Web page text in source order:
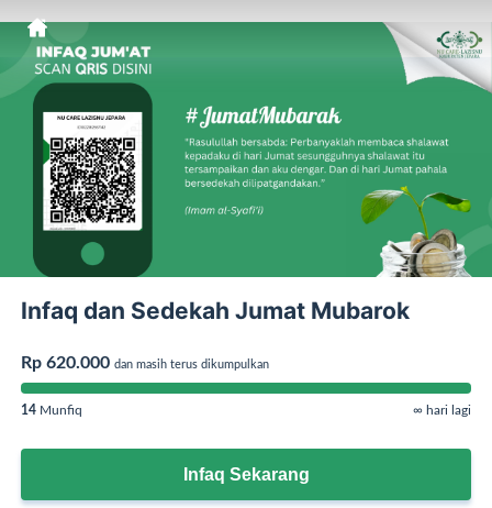
Infaq dan Sedekah Jumat Mubarok
Rp 620.000 dan masih terus dikumpulkan
14 Munfiq ∞ hari lagi
Infaq Sekarang